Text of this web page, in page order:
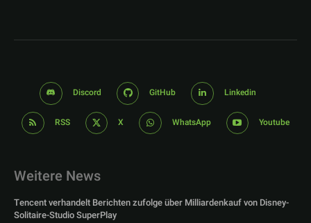
Discord GitHub Linkedin
RSS X WhatsApp Youtube
Weitere News
Tencent verhandelt Berichten zufolge über Milliardenkauf von Disney-
Solitaire-Studio SuperPlay